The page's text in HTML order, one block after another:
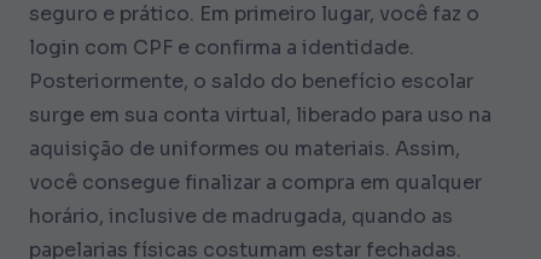
seguro e prático. Em primeiro lugar, você faz o
login com CPF e confirma a identidade.
Posteriormente, o saldo do benefício escolar
surge em sua conta virtual, liberado para uso na
aquisição de uniformes ou materiais. Assim,
você consegue finalizar a compra em qualquer
horário, inclusive de madrugada, quando as
papelarias físicas costumam estar fechadas.